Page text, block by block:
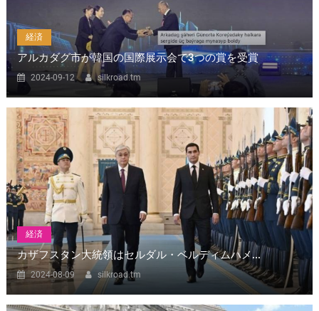
経済
アルカダグ市が韓国の国際展示会で3つの賞を受賞
2024-09-12 silkroad.tm
経済
カザフスタン大統領はセルダル・ベルディムハメ...
2024-08-09 silkroad.tm